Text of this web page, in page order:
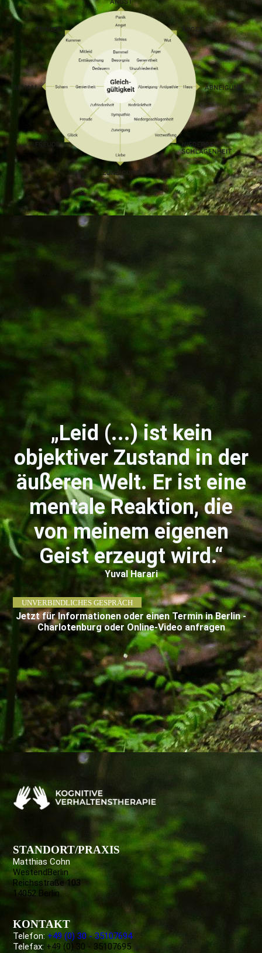
„Leid (...) ist kein
objektiver Zustand in der
äußeren Welt. Er ist eine
mentale Reaktion, die
von meinem eigenen
Geist erzeugt wird.“
Yuval Harari
UNVERBINDLICHES GESPRÄCH
Jetzt für Informationen oder einen Termin in Berlin -
Charlotenburg oder Online-Video anfragen
STANDORT/PRAXIS
Matthias Cohn
WestendBerlin
Reichsstraße 103
14052 Berlin
KONTAKT
Telefon: +49 (0) 30 - 35107694
Telefax: +49 (0) 30 - 35107695